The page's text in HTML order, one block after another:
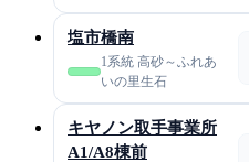
塩市橋南
1系統 高砂～ふれあ
いの里生石
キヤノン取手事業所
A1/A8棟前